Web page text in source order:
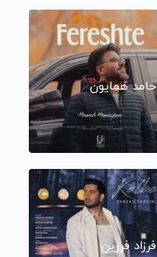
حامد همایون
فرزاد فرزین